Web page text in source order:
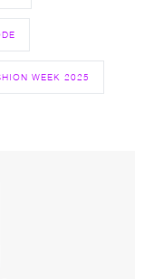
WEEK 2025